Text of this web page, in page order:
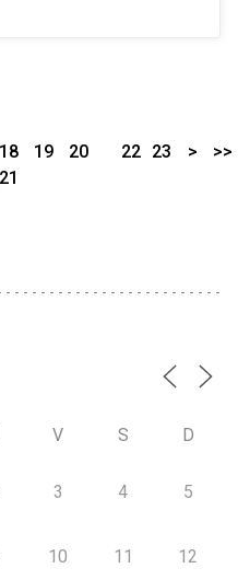
18 19
20
21
22 23 > >>
V S D
3 4 5
10 11 12